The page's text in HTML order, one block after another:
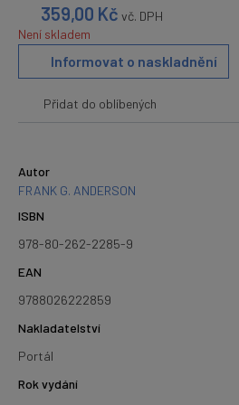
359,00 Kč vč. DPH
Není skladem
Informovat o naskladnění
Přidat do oblíbených
Autor
FRANK G. ANDERSON
ISBN
978-80-262-2285-9
EAN
9788026222859
Nakladatelství
Portál
Rok vydání